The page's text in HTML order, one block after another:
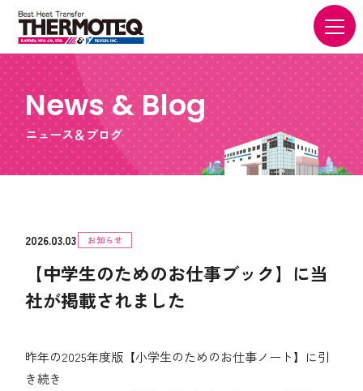
News & Blog
ニュース＆ブログ
2026.03.03 お知らせ
【中学生のためのお仕事ブック】に当
社が掲載されました
昨年の2025年度版【小学生のためのお仕事ノート】に引
き続き